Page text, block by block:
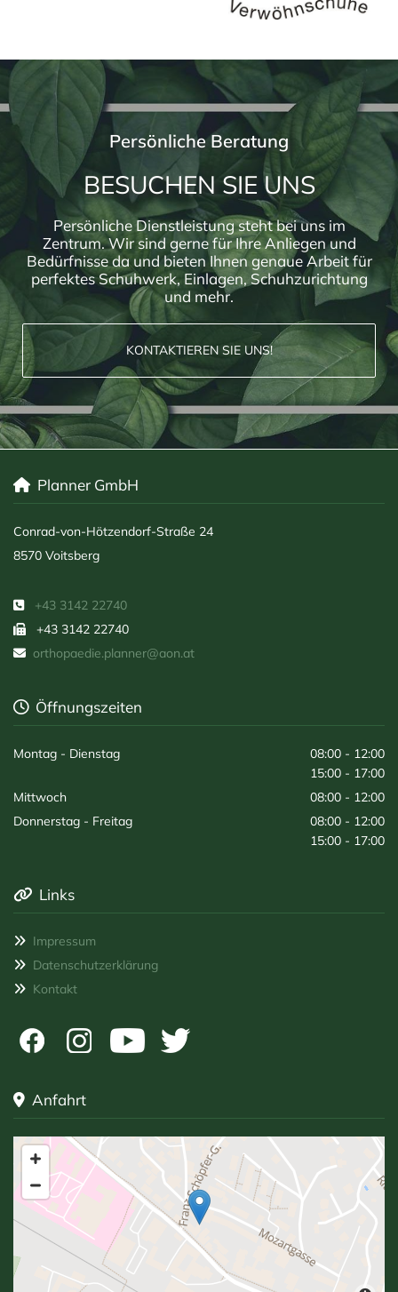
Persönliche Beratung
BESUCHEN SIE UNS
Persönliche Dienstleistung steht bei uns im
Zentrum. Wir sind gerne für Ihre Anliegen und
Bedürfnisse da und bieten Ihnen genaue Arbeit für
perfektes Schuhwerk, Einlagen, Schuhzurichtung
und mehr.
KONTAKTIEREN SIE UNS!
 Planner GmbH
Conrad-von-Hötzendorf-Straße 24
8570 Voitsberg
 +43 3142 22740
 +43 3142 22740
 orthopaedie.planner@aon.at
Öffnungszeiten
Montag - Dienstag
08:00 - 12:00
15:00 - 17:00
Mittwoch
08:00 - 12:00
Donnerstag - Freitag
08:00 - 12:00
15:00 - 17:00
 Links
 Impressum
 Datenschutzerklärung
 Kontakt
 Anfahrt